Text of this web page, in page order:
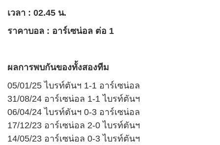
เวลา : 02.45 น.
ราคาบอล : อาร์เซน่อล ต่อ 1
ผลการพบกันของทั้งสองทีม
05/01/25 ไบรท์ตันฯ 1-1 อาร์เซน่อล
31/08/24 อาร์เซน่อล 1-1 ไบรท์ตันฯ
06/04/24 ไบรท์ตันฯ 0-3 อาร์เซน่อล
17/12/23 อาร์เซน่อล 2-0 ไบรท์ตันฯ
14/05/23 อาร์เซน่อล 0-3 ไบรท์ตันฯ